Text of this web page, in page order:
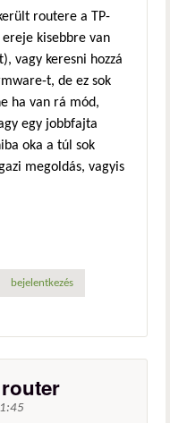
routere a TP-
kisebbre van
vagy keresni hozzá
t, de ez sok
ha van rá mód,
egy jobbfajta
oka a túl sok
megoldás, vagyis
bejelentkezés